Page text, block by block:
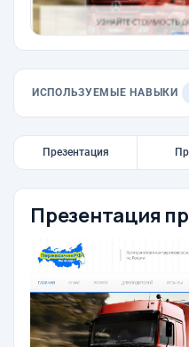
ИСПОЛЬЗУЕМЫЕ НАВЫКИ
Презентация
Презентация